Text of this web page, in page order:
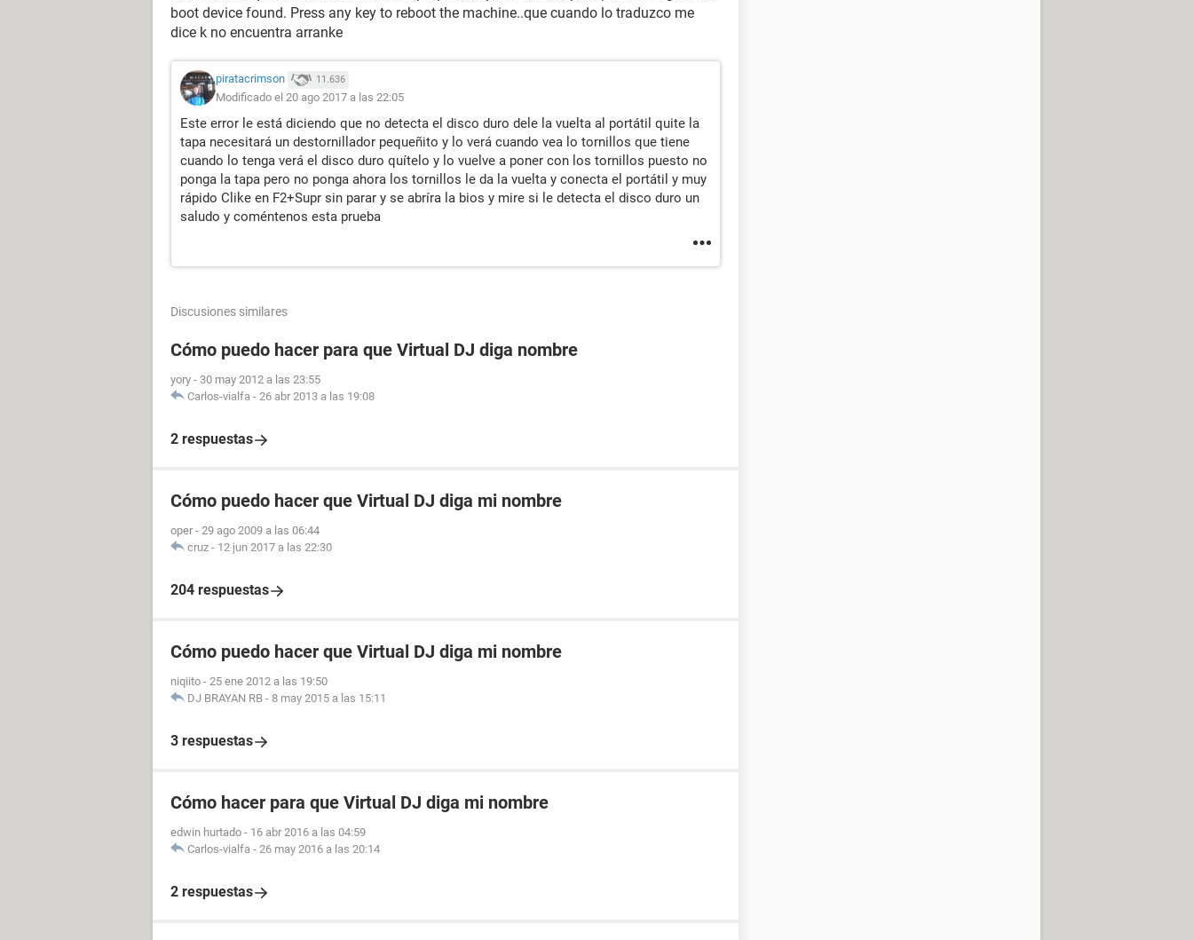
boot device found. Press any key to reboot the machine..que cuando lo traduzco me
dice k no encuentra arranke
piratacrimson 11.636
Modificado el 20 ago 2017 a las 22:05
Este error le está diciendo que no detecta el disco duro dele la vuelta al portátil quite la
tapa necesitará un destornillador pequeñito y lo verá cuando vea lo tornillos que tiene
cuando lo tenga verá el disco duro quítelo y lo vuelve a poner con los tornillos puesto no
ponga la tapa pero no ponga ahora los tornillos le da la vuelta y conecta el portátil y muy
rápido Clike en F2+Supr sin parar y se abríra la bios y mire si le detecta el disco duro un
saludo y coméntenos esta prueba
Discusiones similares
Cómo puedo hacer para que Virtual DJ diga nombre
yory - 30 may 2012 a las 23:55
Carlos-vialfa - 26 abr 2013 a las 19:08
2 respuestas
Cómo puedo hacer que Virtual DJ diga mi nombre
oper - 29 ago 2009 a las 06:44
cruz - 12 jun 2017 a las 22:30
204 respuestas
Cómo puedo hacer que Virtual DJ diga mi nombre
niqiito - 25 ene 2012 a las 19:50
DJ BRAYAN RB - 8 may 2015 a las 15:11
3 respuestas
Cómo hacer para que Virtual DJ diga mi nombre
edwin hurtado - 16 abr 2016 a las 04:59
Carlos-vialfa - 26 may 2016 a las 20:14
2 respuestas